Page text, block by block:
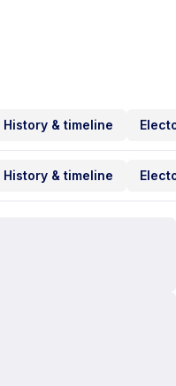
History & timeline
History & timeline